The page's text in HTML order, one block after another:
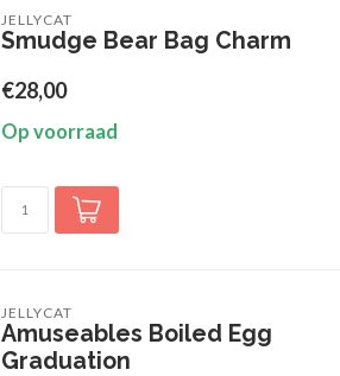
JELLYCAT
Smudge Bear Bag Charm
€28,00
Op voorraad
JELLYCAT
Amuseables Boiled Egg
Graduation